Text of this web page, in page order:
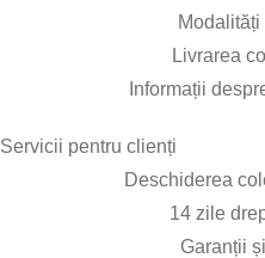
Modalități
Livrarea
Informații
Servicii pentru clienți​
Deschiderea
14 zile
Garanții